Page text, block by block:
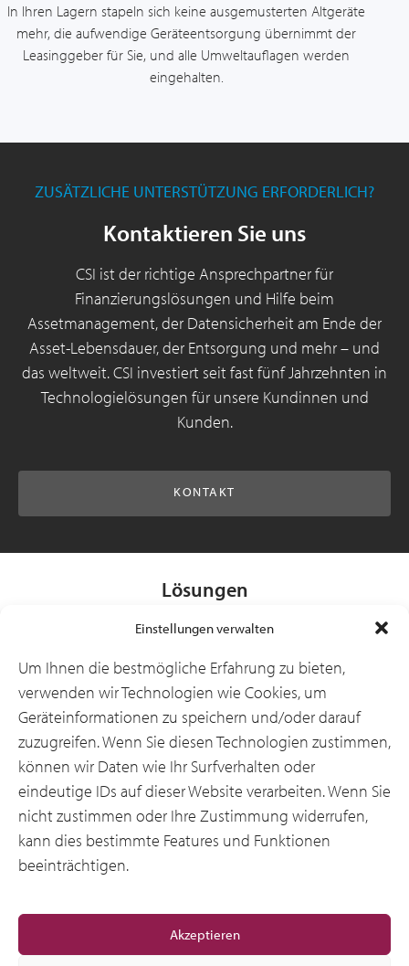
Einstellungen verwalten
Um Ihnen die bestmögliche Erfahrung zu bieten,
verwenden wir Technologien wie Cookies, um
Geräteinformationen zu speichern und/oder darauf
zuzugreifen. Wenn Sie diesen Technologien zustimmen,
können wir Daten wie Ihr Surfverhalten oder
eindeutige IDs auf dieser Website verarbeiten. Wenn Sie
nicht zustimmen oder Ihre Zustimmung widerrufen,
kann dies bestimmte Features und Funktionen
beeinträchtigen.
Akzeptieren
In Ihren Lagern stapeln sich keine ausgemusterten Altgeräte
mehr, die aufwendige Geräteentsorgung übernimmt der
Leasinggeber für Sie, und alle Umweltauflagen werden
eingehalten.
ZUSÄTZLICHE UNTERSTÜTZUNG ERFORDERLICH?
Kontaktieren Sie uns
CSI ist der richtige Ansprechpartner für
Finanzierungslösungen und Hilfe beim
Assetmanagement, der Datensicherheit am Ende der
Asset-Lebensdauer, der Entsorgung und mehr – und
das weltweit. CSI investiert seit fast fünf Jahrzehnten in
Technologielösungen für unsere Kundinnen und
Kunden.
KONTAKT
Lösungen
Branchen
Ressourcen
Über uns